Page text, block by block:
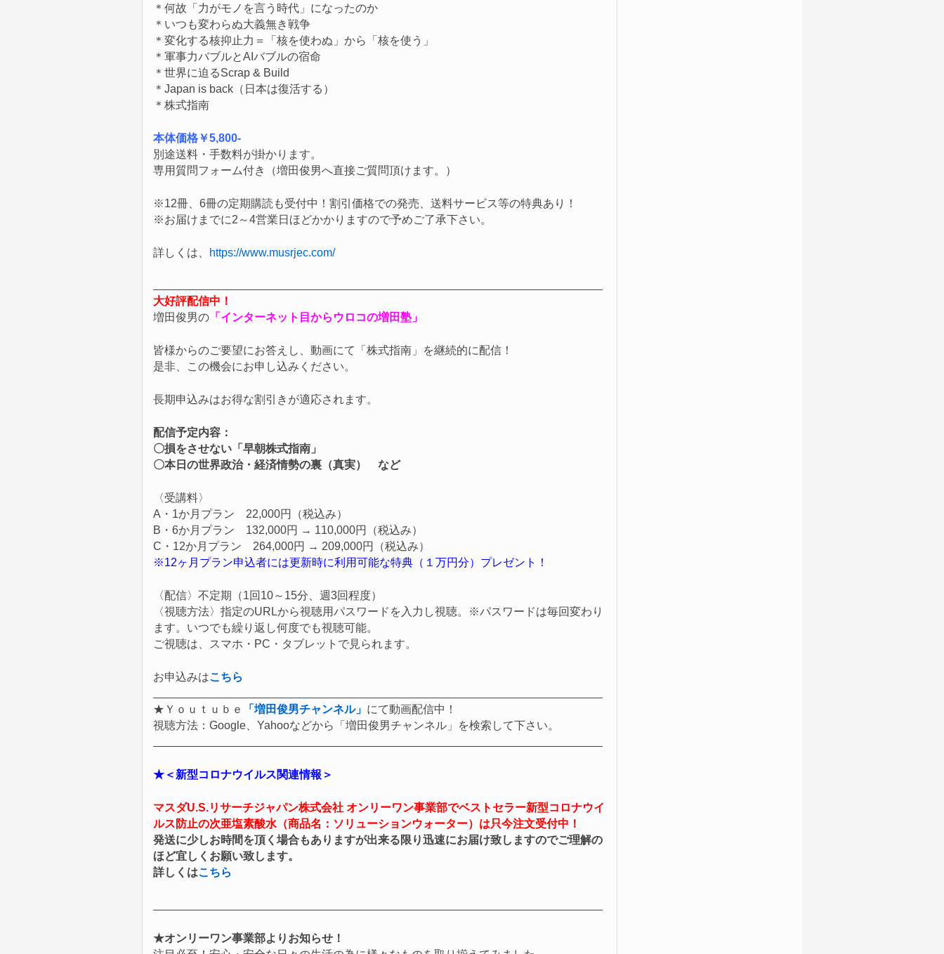
＊何故「力がモノを言う時代」になったのか
＊いつも変わらぬ大義無き戦争
＊変化する核抑止力＝「核を使わぬ」から「核を使う」
＊軍事力バブルとAIバブルの宿命
＊世界に迫るScrap & Build
＊Japan is back（日本は復活する）
＊株式指南
本体価格￥5,800-
別途送料・手数料が掛かります。
専用質問フォーム付き（増田俊男へ直接ご質問頂けます。）
※12冊、6冊の定期購読も受付中！割引価格での発売、送料サービス等の特典あり！
※お届けまでに2～4営業日ほどかかりますので予めご了承下さい。
詳しくは、 https://www.musrjec.com/
大好評配信中！
増田俊男の 「インターネット目からウロコの増田塾」
皆様からのご要望にお答えし、動画にて「株式指南」を継続的に配信！
是非、この機会にお申し込みください。
長期申込みはお得な割引きが適応されます。
配信予定内容：
〇損をさせない「早朝株式指南」
〇本日の世界政治・経済情勢の裏（真実） など
〈受講料〉
A・1か月プラン 22,000円（税込み）
B・6か月プラン 132,000円 → 110,000円（税込み）
C・12か月プラン 264,000円 → 209,000円（税込み）
※12ヶ月プラン申込者には更新時に利用可能な特典（１万円分）プレゼント！
〈配信〉不定期（1回10～15分、週3回程度）
〈視聴方法〉指定のURLから視聴用パスワードを入力し視聴。※パスワードは毎回変わり
ます。いつでも繰り返し何度でも視聴可能。
ご視聴は、スマホ・PC・タブレットで見られます。
お申込みはこちら
★Ｙｏｕｔｕｂｅ 「増田俊男チャンネル」 にて動画配信中！
視聴方法：Google、Yahooなどから「増田俊男チャンネル」を検索して下さい。
★＜新型コロナウイルス関連情報＞
マスダU.S.リサーチジャパン株式会社 オンリーワン事業部でベストセラー新型コロナウイ
ルス防止の次亜塩素酸水 （商品名： ソリューションウォーター）は只今注文受付中！
発送に少しお時間を頂く場合もありますが出来る限り迅速にお届け致しますのでご理解の
ほど宜しくお願い致します。
詳しくはこちら
★オンリーワン事業部よりお知らせ！